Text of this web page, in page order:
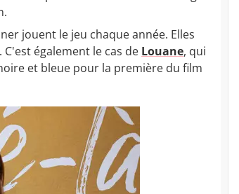
jouent le jeu chaque année. Elles
également le cas de Louane, qui
et bleue pour la première du film